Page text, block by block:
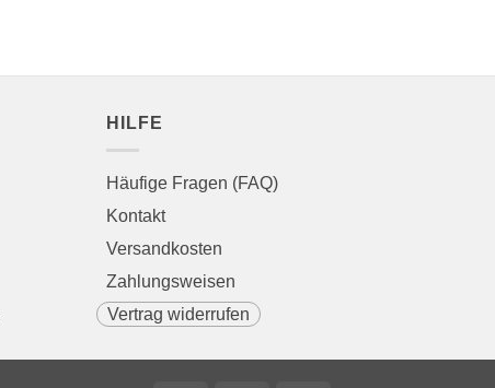
HILFE
Häufige Fragen (FAQ)
Kontakt
Versandkosten
Zahlungsweisen
Vertrag widerrufen